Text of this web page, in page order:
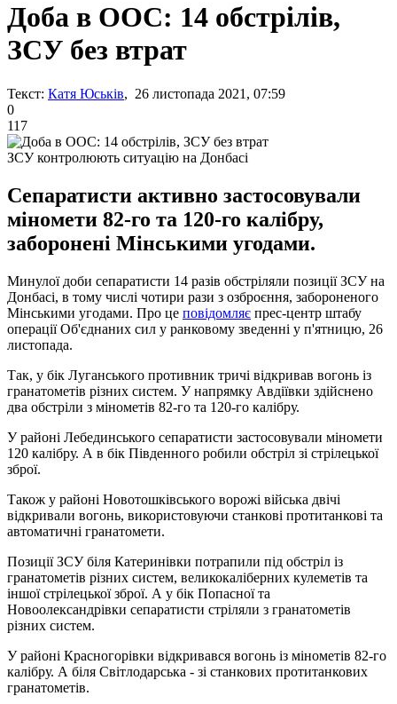
Доба в ООС: 14 обстрілів,
ЗСУ без втрат
Текст: Катя Юськів, 26 листопада 2021, 07:59
0
117
ЗСУ контролюють ситуацію на Донбасі
Сепаратисти активно застосовували
міномети 82-го та 120-го калібру,
заборонені Мінськими угодами.
Минулої доби сепаратисти 14 разів обстріляли позиції ЗСУ на
Донбасі, в тому числі чотири рази з озброєння, забороненого
Мінськими угодами. Про це повідомляє прес-центр штабу
операції Об'єднаних сил у ранковому зведенні у п'ятницю, 26
листопада.
Так, у бік Луганського противник тричі відкривав вогонь із
гранатометів різних систем. У напрямку Авдіївки здійснено
два обстріли з мінометів 82-го та 120-го калібру.
У районі Лебединського сепаратисти застосовували міномети
120 калібру. А в бік Південного робили обстріл зі стрілецької
зброї.
Також у районі Новотошківського ворожі війська двічі
відкривали вогонь, використовуючи станкові протитанкові та
автоматичні гранатомети.
Позиції ЗСУ біля Катеринівки потрапили під обстріл із
гранатометів різних систем, великокаліберних кулеметів та
іншої стрілецької зброї. А у бік Попасної та
Новоолександрівки сепаратисти стріляли з гранатометів
різних систем.
У районі Красногорівки відкривався вогонь із мінометів 82-го
калібру. А біля Світлодарська - зі станкових протитанкових
гранатометів.